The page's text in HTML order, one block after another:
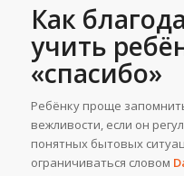
Как
учить
«спасибо»
Ребёнку проще
вежливости, если он
понятных бытовых
ограничиваться словом